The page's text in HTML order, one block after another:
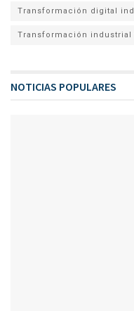
Transformación digital
Transformación industrial
NOTICIAS POPULARES